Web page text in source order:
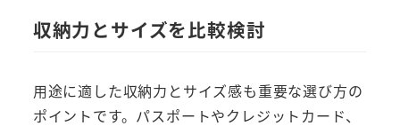
収納力とサイズを比較検討
用途に適した収納力とサイズ感も重要な選び方の
ポイントです。パスポートやクレジットカード、